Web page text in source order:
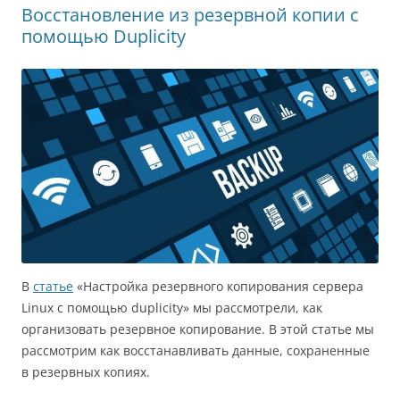
Восстановление из резервной копии с
помощью Duplicity
В статье «Настройка резервного копирования сервера
Linux с помощью duplicity» мы рассмотрели, как
организовать резервное копирование. В этой статье мы
рассмотрим как восстанавливать данные, сохраненные
в резервных копиях.